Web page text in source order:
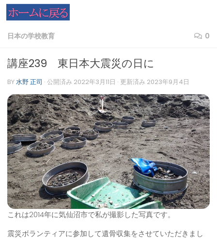
コンテンツへスキップ
日本の学校教育 0
講座239 東日本大震災の日に
BY水野 正司 · 公開済み 2022年3月11日 · 更新済み 2023年9月4日
これは2014年に気仙沼市で私が撮影した写真です。
震災ボランティアに参加して遺骨収集をさせていただきまし